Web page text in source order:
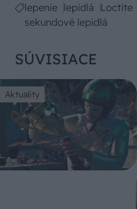
lepenie lepidlá Loctite
sekundové lepidlá
SÚVISIACE
Aktuality